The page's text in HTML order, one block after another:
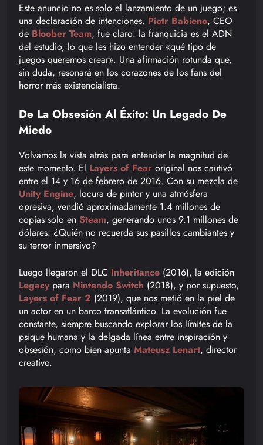
Este anuncio no es solo el lanzamiento de un juego; es
una declaración de intenciones. Piotr Babieno, CEO
de Bloober Team, fue claro: la franquicia es el ADN
del estudio, lo que les hizo entender «qué tipo de
juegos queremos crear». Una afirmación rotunda que,
sin duda, resonará en los corazones de los fans del
horror más existencialista.
De La Obsesión Al Éxito: Un Legado De
Miedo
Volvamos la vista atrás para entender la magnitud de
este momento. El Layers of Fear original nos cautivó
entre el 14 y 16 de febrero de 2016. Con su mezcla de
Unity Engine, locura de pintor y una atmósfera
opresiva, vendió aproximadamente 1.4 millones de
copias solo en Steam, generando unos 9.1 millones de
dólares. ¿Quién no recuerda sus pasillos cambiantes y
su terror inmersivo?
Luego llegaron el DLC Inheritance (2016), la edición
Legacy para Nintendo Switch (2018), y por supuesto,
Layers of Fear 2 (2019), que nos metió en la piel de
un actor en un barco transatlántico. La evolución fue
constante, siempre buscando explorar los límites de la
psique humana y la delgada línea entre inspiración y
obsesión, como bien apunta Mateusz Lenart, director
creativo.